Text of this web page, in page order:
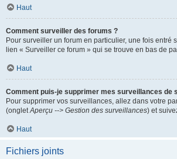
Haut
Comment surveiller des forums ?
Pour surveiller un forum en particulier, une fois entré
lien « Surveiller ce forum » qui se trouve en bas de
Haut
Comment puis-je supprimer mes surveillances de
Pour supprimer vos surveillances, allez dans votre
(ongletAperçu --> Gestion des surveillances) et
Haut
Fichiers joints